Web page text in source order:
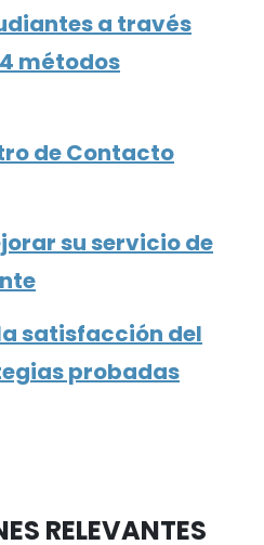
a través
métodos
de Contacto
su servicio de
satisfacción del
probadas
RELEVANTES